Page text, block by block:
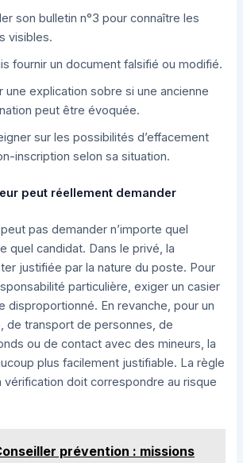
son bulletin n°3 pour connaître les
visibles.
fournir un document falsifié ou modifié.
une explication sobre si une ancienne
peut être évoquée.
sur les possibilités d’effacement
inscription selon sa situation.
peut réellement demander
pas demander n’importe quel
quel candidat. Dans le privé, la
justifiée par la nature du poste. Pour
particulière, exiger un casier
disproportionné. En revanche, pour un
de transport de personnes, de
ou de contact avec des mineurs, la
plus facilement justifiable. La règle
vérification doit correspondre au risque
prévention : missions